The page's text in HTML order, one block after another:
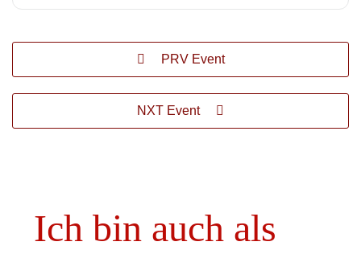
PRV Event
NXT Event
Ich bin auch als